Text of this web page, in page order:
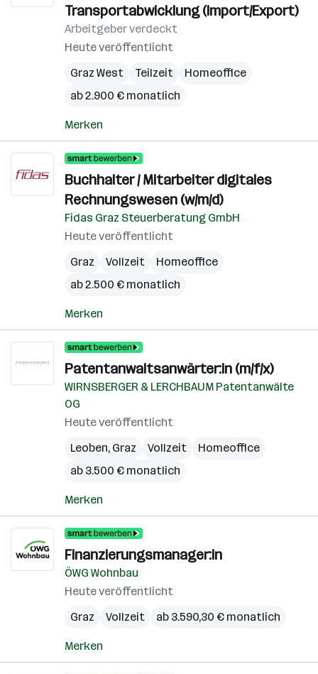
Transportabwicklung (Import/Export)
Arbeitgeber verdeckt
Heute veröffentlicht
Graz West
Teilzeit
Homeoffice
ab 2.900 € monatlich
Merken
Buchhalter / Mitarbeiter digitales
Rechnungswesen (w/m/d)
Fidas Graz Steuerberatung GmbH
Heute veröffentlicht
Graz
Vollzeit
Homeoffice
ab 2.500 € monatlich
Merken
Patentanwaltsanwärter:in (m/f/x)
WIRNSBERGER & LERCHBAUM Patentanwälte
OG
Heute veröffentlicht
Leoben, Graz Vollzeit
Homeoffice
ab 3.500 € monatlich
Merken
Finanzierungsmanager:in
ÖWG Wohnbau
Heute veröffentlicht
Graz
Vollzeit ab 3.590,30 € monatlich
Merken